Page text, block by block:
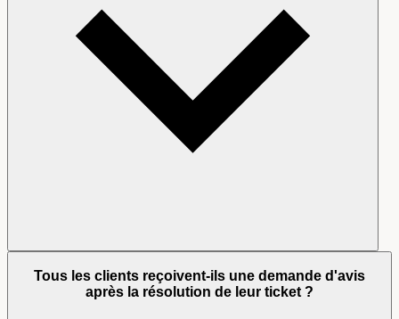
Tous les clients reçoivent-ils une demande d'avis
après la résolution de leur ticket ?